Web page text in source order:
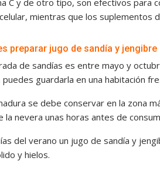
mientras que los suplementos
preparar jugo de sandía y jengibre
de sandías es entre mayo y
guardarla en una habitación
se debe conservar en la zona
la nevera unas horas antes de
del verano un jugo de sandía y
y hielos.